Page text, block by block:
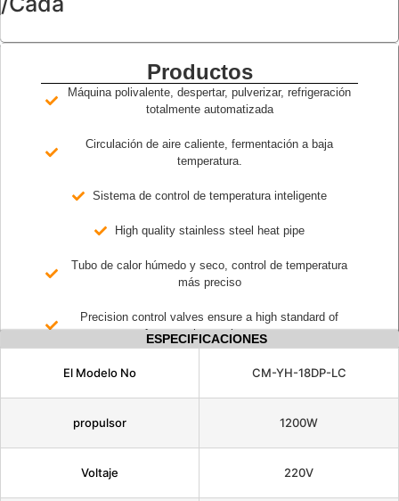
Productos
Máquina polivalente, despertar, pulverizar, refrigeración
totalmente automatizada
Circulación de aire caliente, fermentación a baja
temperatura.
Sistema de control de temperatura inteligente
High quality stainless steel heat pipe
Tubo de calor húmedo y seco, control de temperatura
más preciso
Precision control valves ensure a high standard of
fermentation environment
ESPECIFICACIONES
El Modelo No CM-YH-18DP-LC
propulsor 1200W
Voltaje 220V